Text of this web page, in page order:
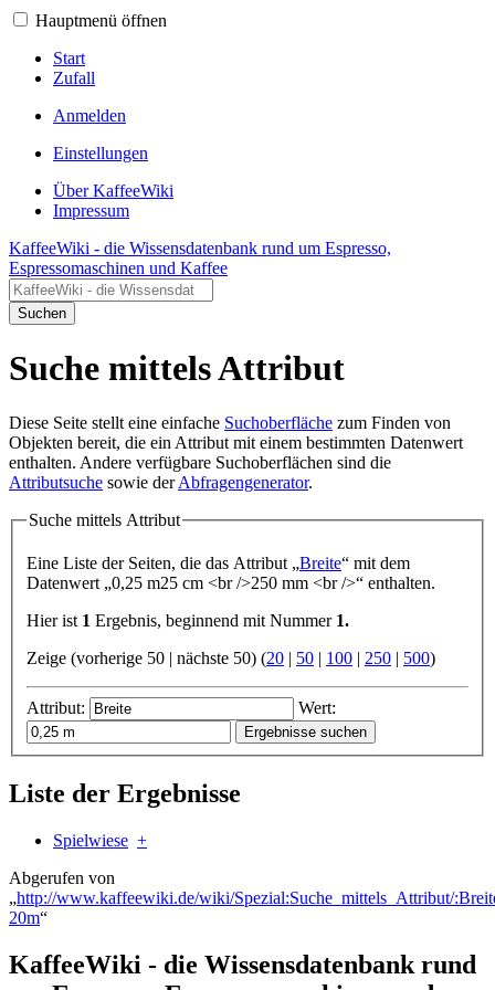
Hauptmenü öffnen
Start
Zufall
Anmelden
Einstellungen
Über KaffeeWiki
Impressum
KaffeeWiki - die Wissensdatenbank rund um Espresso,
Espressomaschinen und Kaffee
Suchen
Suche mittels Attribut
Diese Seite stellt eine einfache Suchoberfläche zum Finden von
Objekten bereit, die ein Attribut mit einem bestimmten Datenwert
enthalten. Andere verfügbare Suchoberflächen sind die
Attributsuche sowie derAbfragengenerator.
Suche mittels Attribut
Eine Liste der Seiten, die das Attribut „Breite“ mit dem
Datenwert „0,25 m25 cm <br />250 mm <br />“ enthalten.
Hier ist 1 Ergebnis, beginnend mit Nummer 1.
Zeige (vorherige 50 | nächste 50) (20 50 100 250 500)
Attribut: Wert:
Liste der Ergebnisse
Spielwiese +
Abgerufen von
„http://www.kaffeewiki.de/wiki/Spezial:Suche_mittels_Attribut/
20m“
KaffeeWiki - die Wissensdatenbank rund